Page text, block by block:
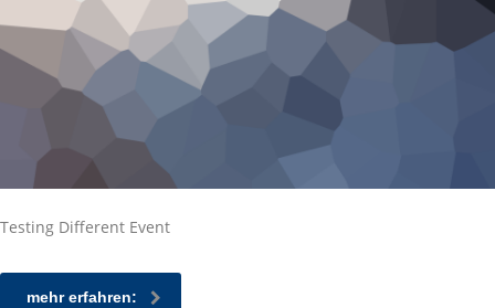
Testing Different Event
mehr erfahren: